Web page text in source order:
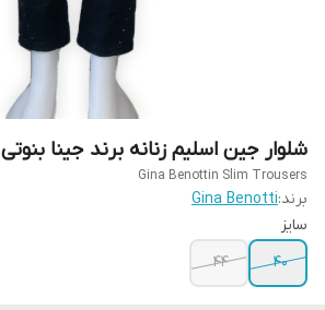
شلوار جین اسلیم زنانه برند جینا بنوتی
Gina Benottin Slim Trousers
برند:Gina Benotti
سایز
40
44